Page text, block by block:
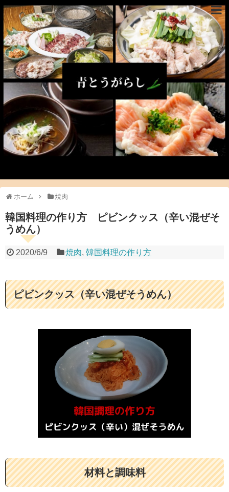
ホーム 焼肉
韓国料理の作り方 ピビンクッス（辛い混ぜそ
うめん）
2020/6/9 焼肉,韓国料理の作り方
ピビンクッス（辛い混ぜそうめん）
材料と調味料